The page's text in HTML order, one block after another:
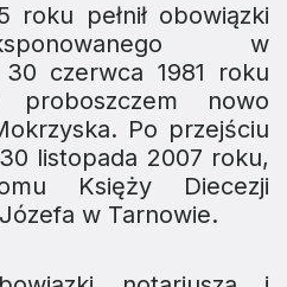
roku pełnił obowiązki
w
czerwca 1981 roku
proboszczem nowo
Po przejściu
listopada 2007 roku,
Księży Diecezji
w Tarnowie.